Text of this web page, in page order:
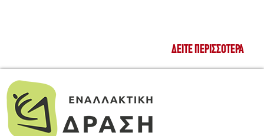
ΔΕΊΤΕ ΠΕΡΙΣΣΌΤΕΡΑ